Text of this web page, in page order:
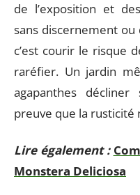
de l’exposition et
sans discernement
c’est courir le risque
raréfier. Un jardin
agapanthes
preuve que la rusticité
Lire également :
Monstera Deliciosa